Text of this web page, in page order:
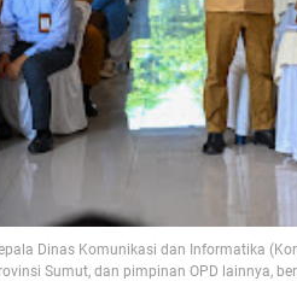
Dinas Komunikasi dan Informatika
Sumut, dan pimpinan OPD lainnya,